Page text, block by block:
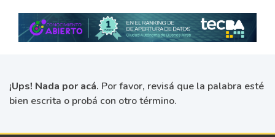
¡Ups! Nada por acá. Por favor, revisá que la palabra esté
bien escrita o probá con otro término.